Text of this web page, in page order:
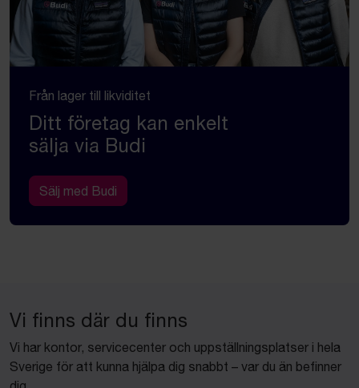
Från lager till likviditet
Ditt företag kan enkelt
sälja via Budi
Sälj med Budi
Vi finns där du finns
Vi har kontor, servicecenter och uppställningsplatser i hela
Sverige för att kunna hjälpa dig snabbt – var du än befinner